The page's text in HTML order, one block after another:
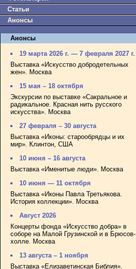
Статьи
Анонсы
Анонсы
19 марта 2026 г. — 7 февраля 2027 г.
Выставка «Искусство добродетельных
жен». Москва
15 мая – 18 октября
Экскурсии по выставке «Сакральное и
радикальное. Красная нить русского
искусства». Москва
27 февраля – 30 августа
Выставка «Иконы: старообрядцы и их
мир». Клинтон, США
10 июня – 16 августа
Выставка «Именитые люди». Москва
10 июня — 11 октября
Выставка «Иконы Павла Третьякова.
История коллекции». Москва
Август 2026
Концерты фонда «Искусство добра» в
соборе на Малой Грузинской и в Брюсов-
холле. Москва
13 августа – 1 ноября
Выставка «Елизаветинская Библия».